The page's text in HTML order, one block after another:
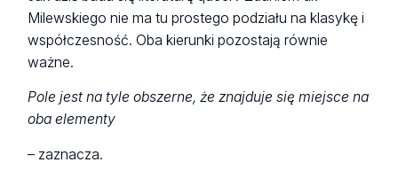
Milewskiego nie ma tu prostego podziału na klasykę i
współczesność. Oba kierunki pozostają równie
ważne.
Pole jest na tyle obszerne, że znajduje się miejsce na
oba elementy
– zaznacza.